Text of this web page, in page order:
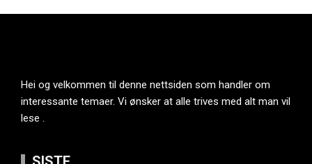
Hei og velkommen til denne nettsiden som handler om
interessante temaer. Vi ønsker at alle trives med alt man vil
lese .